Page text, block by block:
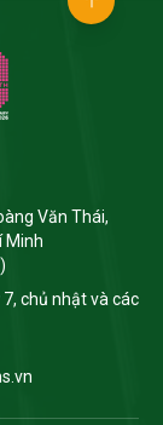
Văn Thái,
Minh
chủ nhật và các